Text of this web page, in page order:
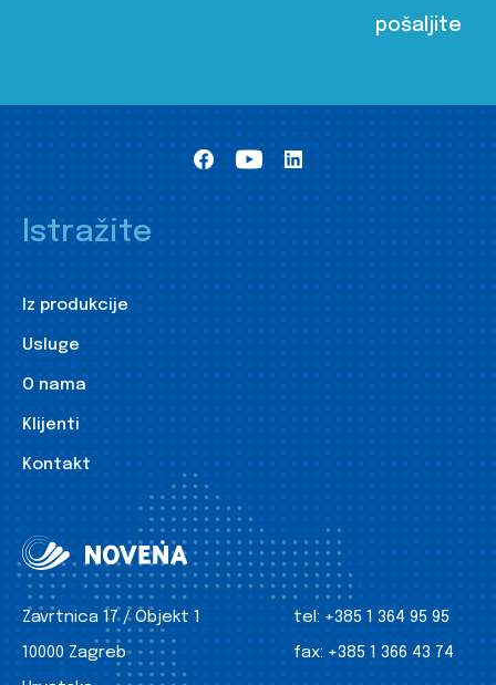
Istražite
Iz produkcije
Usluge
O nama
Klijenti
Kontakt
Zavrtnica 17 / Objekt 1
10000 Zagreb
tel: +385 1 364 95 95
fax: +385 1 366 43 74